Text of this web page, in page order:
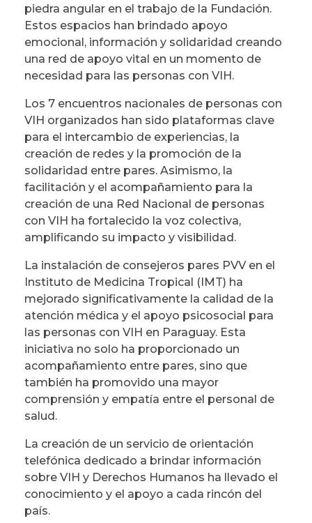
piedra angular en el trabajo de la Fundación.
Estos espacios han brindado apoyo
emocional, información y solidaridad creando
una red de apoyo vital en un momento de
necesidad para las personas con VIH.
Los 7 encuentros nacionales de personas con
VIH organizados han sido plataformas clave
para el intercambio de experiencias, la
creación de redes y la promoción de la
solidaridad entre pares. Asimismo, la
facilitación y el acompañamiento para la
creación de una Red Nacional de personas
con VIH ha fortalecido la voz colectiva,
amplificando su impacto y visibilidad.
La instalación de consejeros pares PVV en el
Instituto de Medicina Tropical (IMT) ha
mejorado significativamente la calidad de la
atención médica y el apoyo psicosocial para
las personas con VIH en Paraguay. Esta
iniciativa no solo ha proporcionado un
acompañamiento entre pares, sino que
también ha promovido una mayor
comprensión y empatía entre el personal de
salud.
La creación de un servicio de orientación
telefónica dedicado a brindar información
sobre VIH y Derechos Humanos ha llevado el
conocimiento y el apoyo a cada rincón del
país.